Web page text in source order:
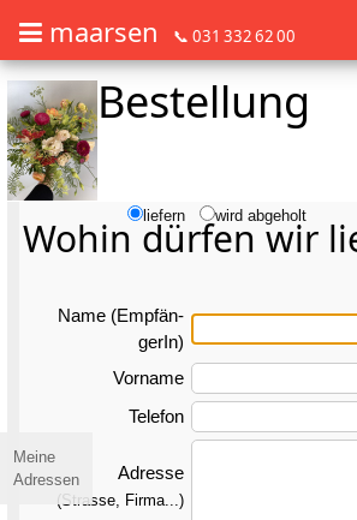
Barrierefrei Blumen bestellen mit
maarsen 📞 031 332 62 00
Barrierefrei Blumen bestellen mit
Bestellung
Wohin dürfen wir
Name (Emp­fän­
gerIn)
Vorname
Telefon
Adresse
(Strasse, Firma...)
liefern wird abgeholt
Meine
Adressen